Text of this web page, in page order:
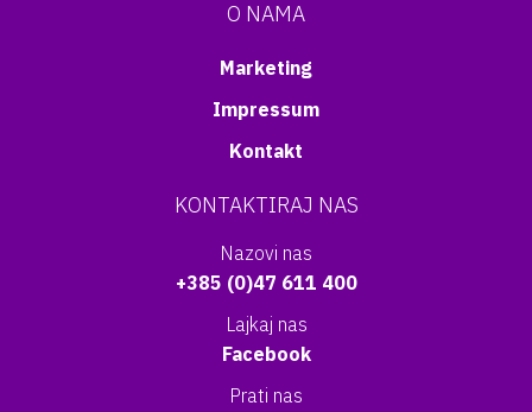
O NAMA
Marketing
Impressum
Kontakt
KONTAKTIRAJ NAS
Nazovi nas
+385 (0)47 611 400
Lajkaj nas
Facebook
Prati nas